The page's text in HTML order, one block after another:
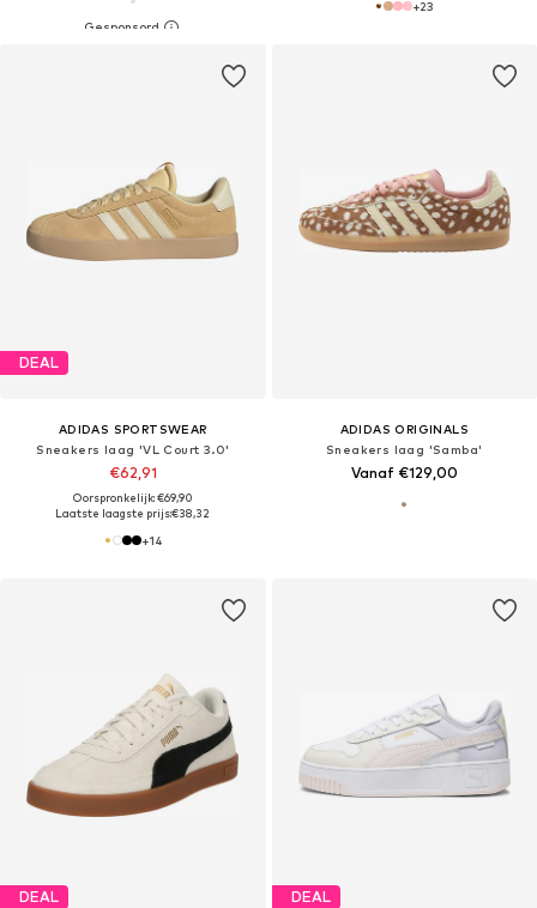
+23
DEAL
ADIDAS SPORTSWEAR
Sneakers laag 'VL Court 3.0'
€62,91
Oorspronkelijk: €69,90
Laatste laagste prijs:€38,32
+14
ADIDAS ORIGINALS
Sneakers laag 'Samba'
Vanaf €129,00
DEAL DEAL